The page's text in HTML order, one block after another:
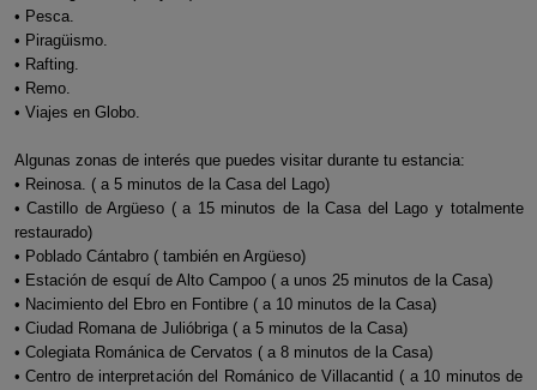
• Pesca.
• Piragüismo.
• Rafting.
• Remo.
• Viajes en Globo.
Algunas zonas de interés que puedes visitar durante tu estancia:
• Reinosa. ( a 5 minutos de la Casa del Lago)
• Castillo de Argüeso ( a 15 minutos de la Casa del Lago y totalmente
restaurado)
• Poblado Cántabro ( también en Argüeso)
• Estación de esquí de Alto Campoo ( a unos 25 minutos de la Casa)
• Nacimiento del Ebro en Fontibre ( a 10 minutos de la Casa)
• Ciudad Romana de Julióbriga ( a 5 minutos de la Casa)
• Colegiata Románica de Cervatos ( a 8 minutos de la Casa)
• Centro de interpretación del Románico de Villacantid ( a 10 minutos de